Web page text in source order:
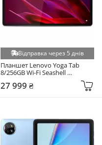
Відправка через 5 днів
Планшет Lenovo Yoga Tab
8/256GB Wi-Fi Seashell
27 999 ₴